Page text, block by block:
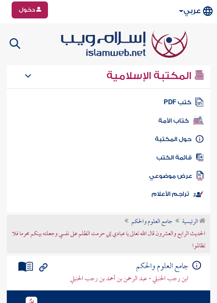
عربي دخول
المكتبة الإسلامية
كتب PDF
كتاب الأمة
المكتبة
الكتب
موضوعي
تراجم الأعلام
الرئيسية
جامع العلوم والحكم
الحديث الرابع والعشرون قال الله تعالى يا عبادي إني حرمت الظلم على نفسي وجعلته بينكم محرما فلا
تظالموا
جامع العلوم والحكم
ابن رجب الحنبلي - عبد الرحمن بن أحمد بن رجب الحنبلي